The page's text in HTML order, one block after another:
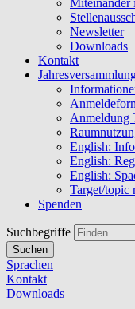
Miteinander
Newsletter
Downloads
Kontakt
Anmeldung
English:
English:
English:
Target/topic
Spenden
Suchbegriffe
Suchen
Sprachen
Kontakt
Downloads